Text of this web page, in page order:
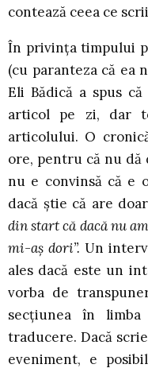
contează ceea ce
În privința timpului
(cu paranteza că ea
Eli Bădică a spus
articol pe zi, dar
articolului. O
ore, pentru că nu
nu e convinsă că e
dacă știe că are
din start că dacă nu
mi-aș dori”. Un
ales dacă este un
vorba de
secțiunea în
traducere. Dacă
eveniment, e